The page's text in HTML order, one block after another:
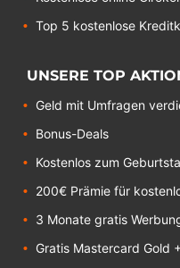
Top 5 kostenlose
UNSERE TOP
Geld mit Umfragen
Bonus-Deals
Kostenlos zum
200€ Prämie für
3 Monate gratis
Gratis Mastercard Gold